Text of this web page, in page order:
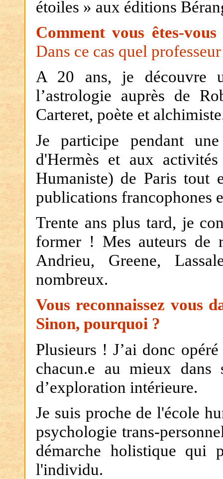
étoiles » aux éditions
Comment vous êtes-
Dans ce cas quel
A 20 ans, je découvre
l’astrologie auprès de
Carteret, poète et
Je participe pendant
d'Hermès et aux
Humaniste) de Paris tout
publications francophones
Trente ans plus tard, je
former ! Mes auteurs de
Andrieu, Greene,
nombreux.
Vous reconnaissez vous
Sinon, pourquoi ?
Plusieurs ! J’ai donc
chacun.e au mieux dans
d’exploration intérieure.
Je suis proche de l'école
psychologie trans-
démarche holistique qui
l'individu.